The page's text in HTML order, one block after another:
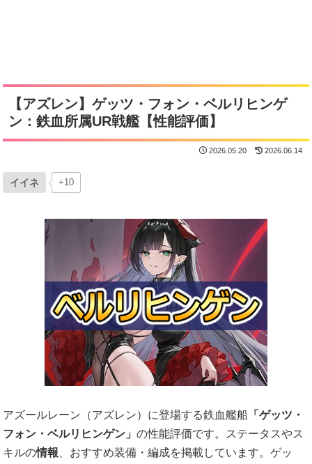
【アズレン】ゲッツ・フォン・ベルリヒンゲ
ン：鉄血所属UR戦艦【性能評価】
2026.05.20 2026.06.14
イイネ +10
アズールレーン（アズレン）に登場する鉄血艦船 「ゲッツ・
フォン・ベルリヒンゲン」 の性能評価です。ステータスやス
キルの情報 、おすすめ装備・編成を掲載しています。ゲッ